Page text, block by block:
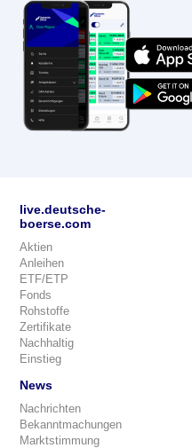
live.deutsche-
boerse.com
Aktien
Anleihen
ETF/ETP
Fonds
Rohstoffe
Zertifikate
Nachhaltig
Einstieg
News
Nachrichten
Bekanntmachungen
Marktstimmung